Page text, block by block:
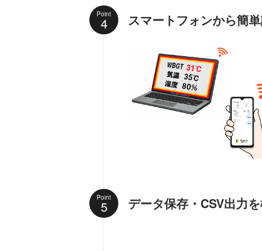
Point スマートフォンから簡
Point データ保存・CSV出力